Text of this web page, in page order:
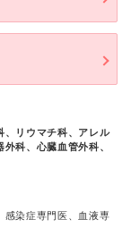
、リウマチ科、アレル
科、心臓血管外科、
感染症専門医、血液専